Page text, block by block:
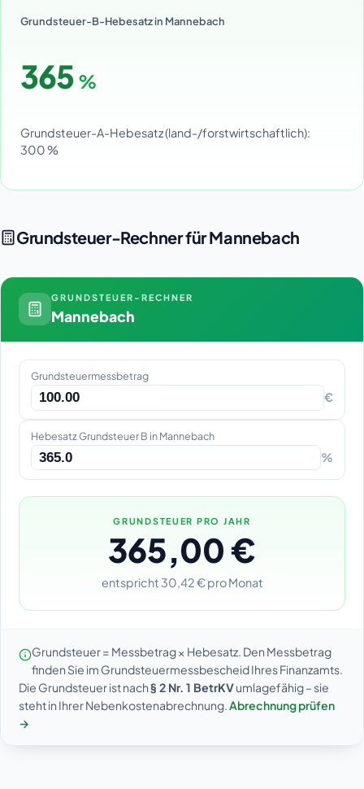
Grundsteuer-B-Hebesatz in Mannebach
365 %
Grundsteuer-A-Hebesatz (land-/forstwirtschaftlich):
300 %
Grundsteuer-Rechner für Mannebach
GRUNDSTEUER-RECHNER
Mannebach
Grundsteuermessbetrag
€
Hebesatz Grundsteuer B in Mannebach
%
GRUNDSTEUER PRO JAHR
365,00 €
entspricht 30,42 € pro Monat
Grundsteuer = Messbetrag × Hebesatz. Den Messbetrag
finden Sie im Grundsteuermessbescheid Ihres Finanzamts.
Die Grundsteuer ist nach§ 2 Nr. 1 BetrKVumlagefähig – sie
steht in Ihrer Nebenkostenabrechnung.Abrechnung prüfen
→